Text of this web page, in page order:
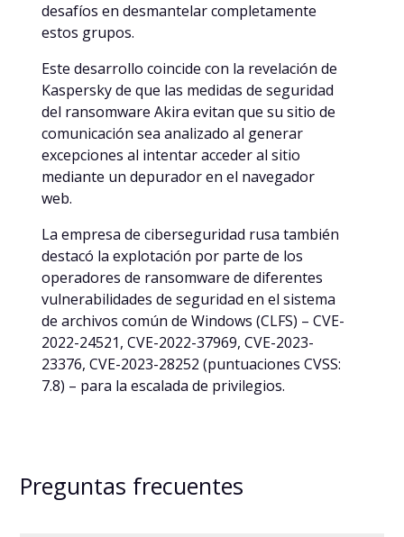
desafíos en desmantelar completamente
estos grupos.
Este desarrollo coincide con la revelación de
Kaspersky de que las medidas de seguridad
del ransomware Akira evitan que su sitio de
comunicación sea analizado al generar
excepciones al intentar acceder al sitio
mediante un depurador en el navegador
web.
La empresa de ciberseguridad rusa también
destacó la explotación por parte de los
operadores de ransomware de diferentes
vulnerabilidades de seguridad en el sistema
de archivos común de Windows (CLFS) – CVE-
2022-24521, CVE-2022-37969, CVE-2023-
23376, CVE-2023-28252 (puntuaciones CVSS:
7.8) – para la escalada de privilegios.
Preguntas frecuentes